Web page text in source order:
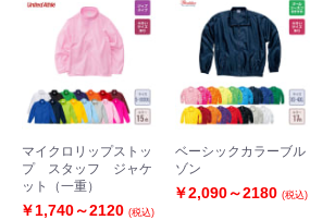
マイクロリップストッ
プ スタッフ ジャケ
ット（一重）
￥1,740～2120 (税込)
ベーシックカラーブル
ゾン
￥2,090～2180(税込)